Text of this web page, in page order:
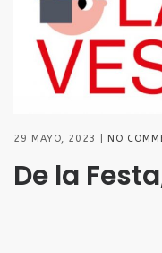
29 MAYO, 2023 NO
De la